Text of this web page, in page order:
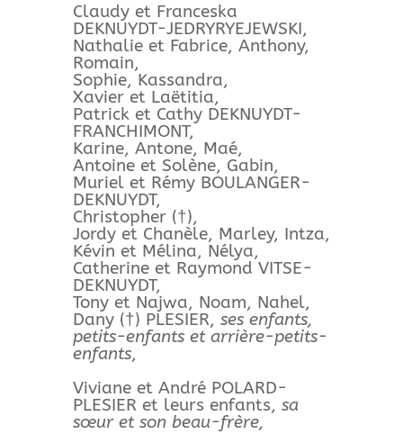
Claudy et Franceska
DEKNUYDT-JEDRYRYEJEWSKI,
Nathalie et Fabrice, Anthony,
Romain,
Sophie, Kassandra,
Xavier et Laëtitia,
Patrick et Cathy DEKNUYDT-
FRANCHIMONT,
Karine, Antone, Maé,
Antoine et Solène, Gabin,
Muriel et Rémy BOULANGER-
DEKNUYDT,
Christopher (†),
Jordy et Chanèle, Marley, Intza,
Kévin et Mélina, Nélya,
Catherine et Raymond VITSE-
DEKNUYDT,
Tony et Najwa, Noam, Nahel,
Dany (†) PLESIER, ses enfants,
petits-enfants et arrière-petits-
enfants,
Viviane et André POLARD-
PLESIER et leurs enfants, sa
sœur et son beau-frère,